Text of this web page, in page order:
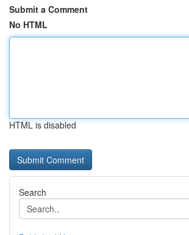
Submit a Comment
No HTML
HTML is disabled
Search